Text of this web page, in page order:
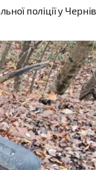
поліції у